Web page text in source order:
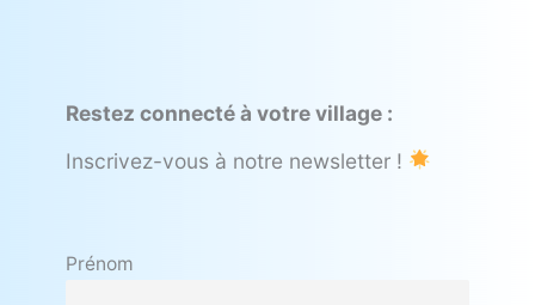
Restez connecté à votre village :
Inscrivez-vous à notre newsletter !
Prénom